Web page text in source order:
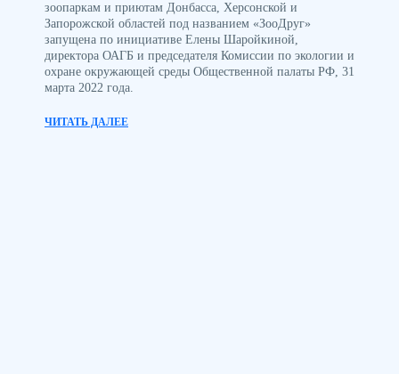
зоопаркам и приютам Донбасса, Херсонской и
Запорожской областей под названием «ЗооДруг»
запущена по инициативе Елены Шаройкиной,
директора ОАГБ и председателя Комиссии по экологии и
охране окружающей среды Общественной палаты РФ, 31
марта 2022 года.
ЧИТАТЬ ДАЛЕЕ